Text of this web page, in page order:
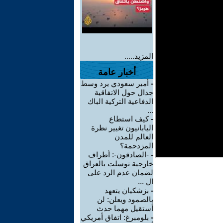
المزيد.....
أخبار عامة
- أمير سعودي يرد وسط
جدال حول الاتفاقية
الدفاعية التركية الباك
...
-كيف استطاع
اليابانيون تغيير نظرة
العالم للمدن
المزدحمة؟
- -الصادقون-: أطراف
خارجية توسلت بالعراق
لضمان عدم الرد على
ال ...
- بزشكيان يتعهد
بالصمود ويعلن: لن
أستقيل مهما حدث
- بلومبرغ: اتفاق أمريكي